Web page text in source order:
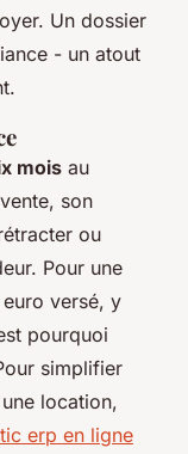
Un dossier
- un atout
mois au
son
ou
Pour une
versé, y
pourquoi
simplifier
location,
erp en ligne